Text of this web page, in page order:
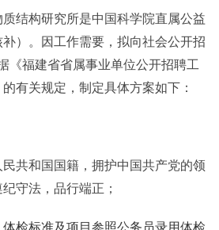
结构研究所是中国科学院直属公益
）。因工作需要，拟向社会公开招
《福建省省属事业单位公开招聘工
有关规定，制定具体方案如下：
民共和国国籍，拥护中国共产党的领
守法，品行端正；
体检标准及项目参照公务员录用体检